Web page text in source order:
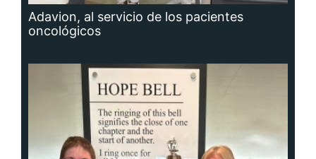
Adavion, al servicio de los pacientes
oncológicos